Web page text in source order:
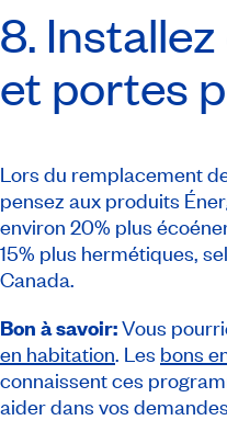
8.
et portes
Lors du remplacement
pensez aux produits
environ 20% plus
15% plus hermétiques,
Canada.
Bon à savoir:Vous
en habitation. Les bons
connaissent ces
aider dans vos